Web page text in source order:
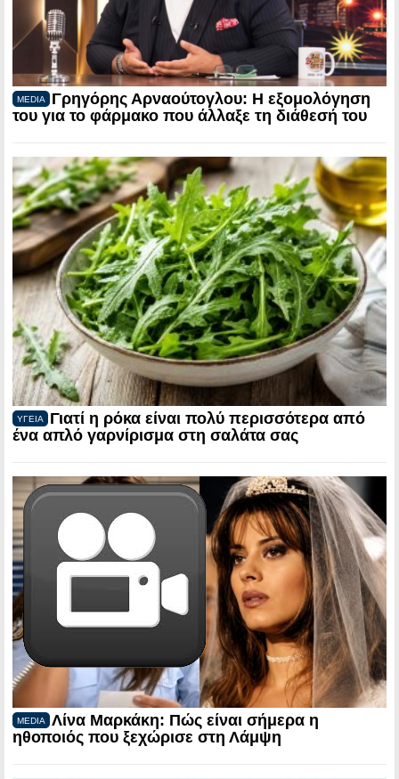
MEDIA
Γρηγόρης Αρναούτογλου: Η εξομολόγηση
του για το φάρμακο που άλλαξε τη διάθεσή του
ΥΓΕΙΑ
Γιατί η ρόκα είναι πολύ περισσότερα από
ένα απλό γαρνίρισμα στη σαλάτα σας
MEDIA
Λίνα Μαρκάκη: Πώς είναι σήμερα η
ηθοποιός που ξεχώρισε στη Λάμψη